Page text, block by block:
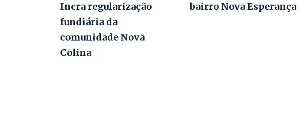
Incra regularização
fundiária da
comunidade Nova
Colina
bairro Nova Esperança